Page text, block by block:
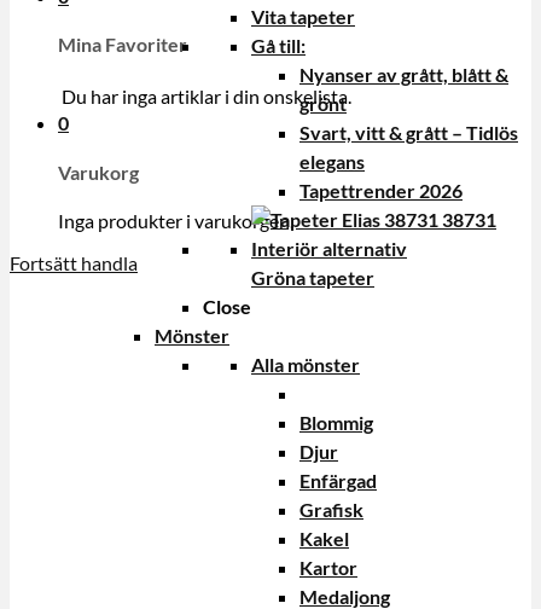
Mina Favoriter
Du har inga artiklar i din onskelista.
0
Varukorg
Inga produkter i varukorgen.
Fortsätt handla
Vita tapeter
Gå till:
Nyanser av grått, blått &
grönt
Svart, vitt & grått – Tidlös
elegans
Tapettrender 2026
Gröna tapeter
Close
Mönster
Alla mönster
Blommig
Djur
Enfärgad
Grafisk
Kakel
Kartor
Medaljong